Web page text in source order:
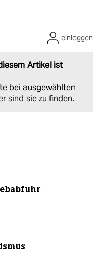
Artikel ist
bei ausgewählten
sind sie zu finden.
einloggen